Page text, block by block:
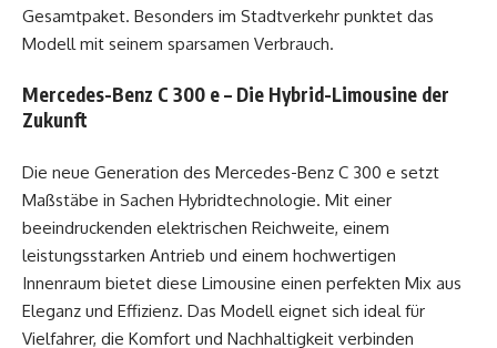
Gesamtpaket. Besonders im Stadtverkehr punktet das
Modell mit seinem sparsamen Verbrauch.
Mercedes-Benz C 300 e – Die Hybrid-Limousine der
Zukunft
Die neue Generation des Mercedes-Benz C 300 e setzt
Maßstäbe in Sachen Hybridtechnologie. Mit einer
beeindruckenden elektrischen Reichweite, einem
leistungsstarken Antrieb und einem hochwertigen
Innenraum bietet diese Limousine einen perfekten Mix aus
Eleganz und Effizienz. Das Modell eignet sich ideal für
Vielfahrer, die Komfort und Nachhaltigkeit verbinden